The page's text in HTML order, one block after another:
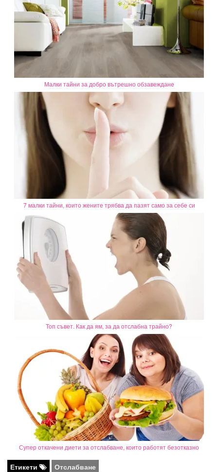
Малки тайни за добро вътрешно обзавеждане
7 малки тайни, които жените трябва да пазят само за себе си
Топ съвет. Как да ям, за да отслабна трайно?
Супер откачени диети за отслабване, които работят безотказно
Етикети Отслабване